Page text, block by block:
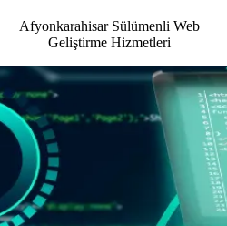
Afyonkarahisar Sülümenli Web
Geliştirme Hizmetleri